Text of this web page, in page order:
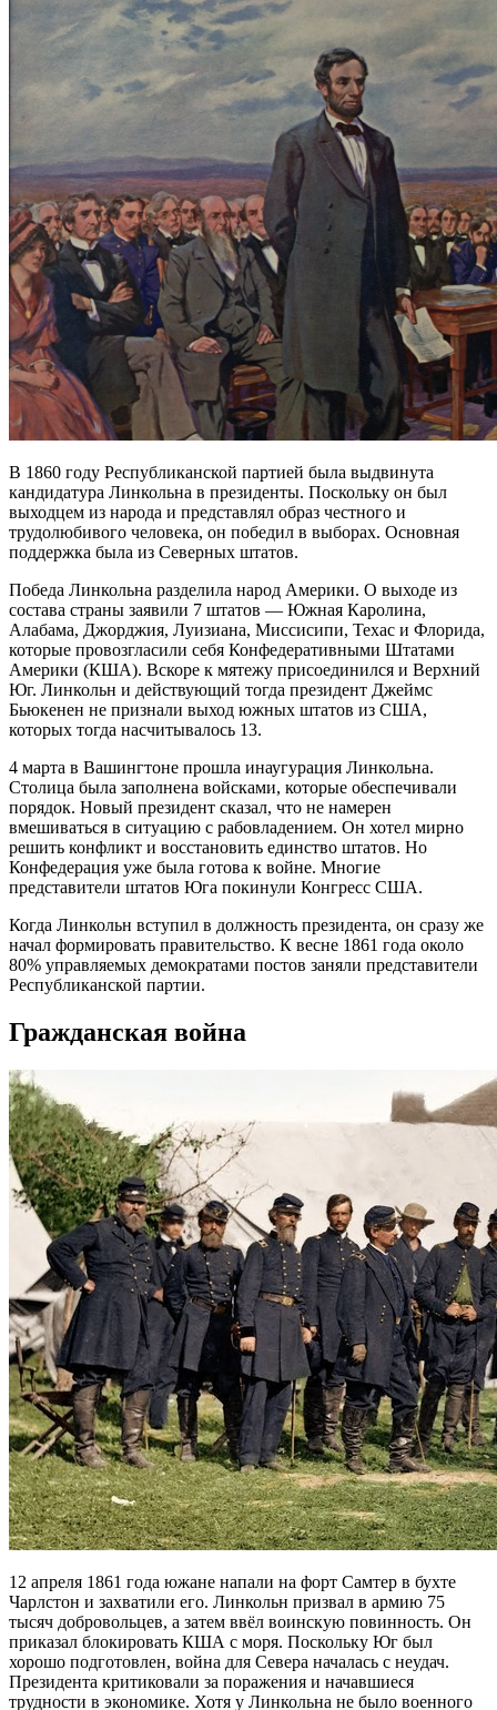
В 1860 году Республиканской партией была выдвинута
кандидатура Линкольна в президенты. Поскольку он был
выходцем из народа и представлял образ честного и
трудолюбивого человека, он победил в выборах. Основная
поддержка была из Северных штатов.
Победа Линкольна разделила народ Америки. О выходе из
состава страны заявили 7 штатов — Южная Каролина,
Алабама, Джорджия, Луизиана, Миссисипи, Техас и Флорида,
которые провозгласили себя Конфедеративными Штатами
Америки (КША). Вскоре к мятежу присоединился и Верхний
Юг. Линкольн и действующий тогда президент Джеймс
Бьюкенен не признали выход южных штатов из США,
которых тогда насчитывалось 13.
4 марта в Вашингтоне прошла инаугурация Линкольна.
Столица была заполнена войсками, которые обеспечивали
порядок. Новый президент сказал, что не намерен
вмешиваться в ситуацию с рабовладением. Он хотел мирно
решить конфликт и восстановить единство штатов. Но
Конфедерация уже была готова к войне. Многие
представители штатов Юга покинули Конгресс США.
Когда Линкольн вступил в должность президента, он сразу же
начал формировать правительство. К весне 1861 года около
80% управляемых демократами постов заняли представители
Республиканской партии.
Гражданская война
12 апреля 1861 года южане напали на форт Самтер в бухте
Чарлстон и захватили его. Линкольн призвал в армию 75
тысяч добровольцев, а затем ввёл воинскую повинность. Он
приказал блокировать КША с моря. Поскольку Юг был
хорошо подготовлен, война для Севера началась с неудач.
Президента критиковали за поражения и начавшиеся
трудности в экономике. Хотя у Линкольна не было военного